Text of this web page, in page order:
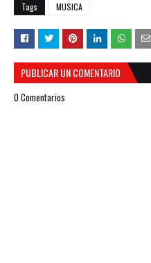
Tags MUSICA
PUBLICAR UN COMENTARIO
0 Comentarios